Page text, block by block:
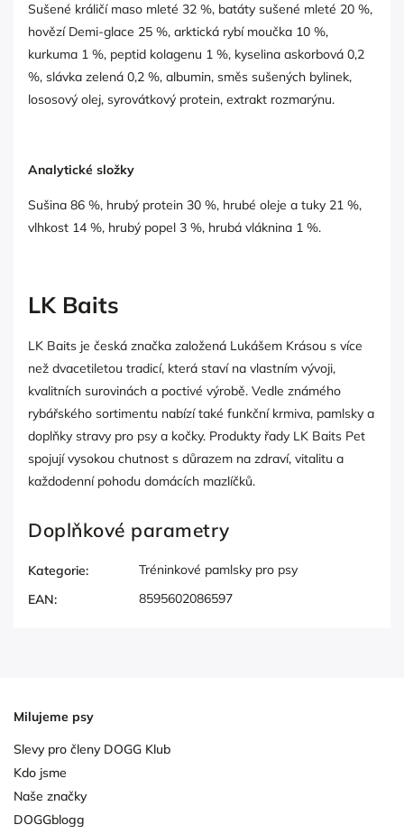
Sušené králičí maso mleté 32 %, batáty sušené mleté 20 %,
hovězí Demi-glace 25 %, arktická rybí moučka 10 %,
kurkuma 1 %, peptid kolagenu 1 %, kyselina askorbová 0,2
%, slávka zelená 0,2 %, albumin, směs sušených bylinek,
lososový olej, syrovátkový protein, extrakt rozmarýnu.
Analytické složky
Sušina 86 %, hrubý protein 30 %, hrubé oleje a tuky 21 %,
vlhkost 14 %, hrubý popel 3 %, hrubá vláknina 1 %.
LK Baits
LK Baits je česká značka založená Lukášem Krásou s více
než dvacetiletou tradicí, která staví na vlastním vývoji,
kvalitních surovinách a poctivé výrobě. Vedle známého
rybářského sortimentu nabízí také funkční krmiva, pamlsky a
doplňky stravy pro psy a kočky. Produkty řady LK Baits Pet
spojují vysokou chutnost s důrazem na zdraví, vitalitu a
každodenní pohodu domácích mazlíčků.
Doplňkové parametry
Kategorie:
Tréninkové pamlsky pro psy
EAN: 8595602086597
Milujeme psy
Slevy pro členy DOGG Klub
Kdo jsme
Naše značky
DOGGblogg